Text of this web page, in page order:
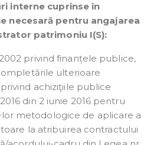
interne cuprinse în
necesară pentru angajarea
patrimoniu I(S):
privind finanțele publice,
ulterioare
achiziţiile publice
din 2 iunie 2016 pentru
metodologice de aplicare a
la atribuirea contractului